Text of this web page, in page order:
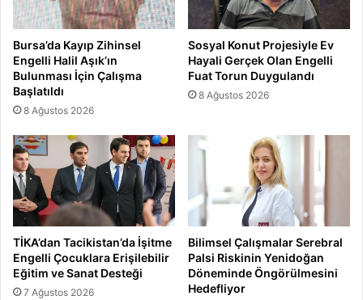
Bursa’da Kayıp Zihinsel
Engelli Halil Aşık’ın
Bulunması İçin Çalışma
Başlatıldı
8 Ağustos 2026
Sosyal Konut Projesiyle Ev
Hayali Gerçek Olan Engelli
Fuat Torun Duygulandı
8 Ağustos 2026
TİKA’dan Tacikistan’da İşitme
Engelli Çocuklara Erişilebilir
Eğitim ve Sanat Desteği
7 Ağustos 2026
Bilimsel Çalışmalar Serebral
Palsi Riskinin Yenidoğan
Döneminde Öngörülmesini
Hedefliyor